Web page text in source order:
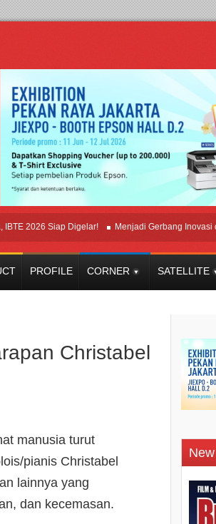
Siap Digelar! Menjadi Gerbang Inovasi dan
PROFILE CORNER SATELLITE
Christabel
manusia turut
pianis Christabel
lainnya yang
dan kecemasan.